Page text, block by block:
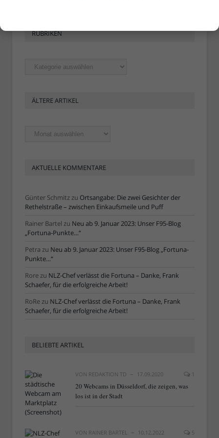
RUBRIKEN
Rubriken
ÄLTERE ARTIKEL
Ältere
Artikel
AKTUELLE KOMMENTARE
Günter Schmitzzu Ortsangabe: Die zwei Gesichter der
Rethelstraße – zwischen Einkaufsmeile und Puff
Rainer Bartel zu Neu ab 9. Januar 2023: Unser F95-Blog
„Fortuna-Punkte…“
Petra zu Neu ab 9. Januar 2023: Unser F95-Blog „Fortuna-
Punkte…“
Rorezu NLZ-Chef verlässt die Fortuna – Danke, Frank
Schaefer, für die erfolgreiche Arbeit!
RoRezu NLZ-Chef verlässt die Fortuna – Danke, Frank
Schaefer, für die erfolgreiche Arbeit!
BELIEBTE ARTIKEL
VON REDAKTION TD 17.09.2020 1
20 Webcams in Düsseldorf, die zeigen, was
los ist in der Stadt
VON RAINER BARTEL 10.12.2022 5